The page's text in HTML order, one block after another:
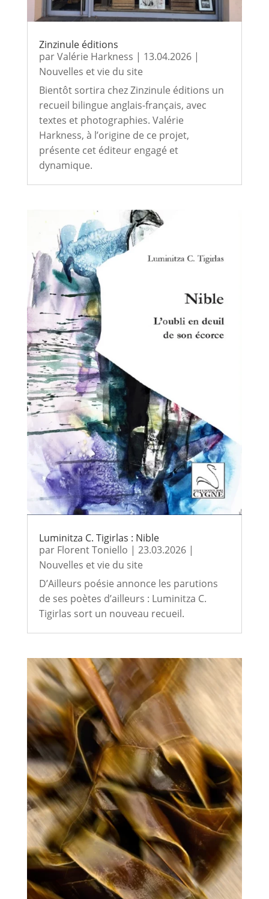
Zinzinule éditions
parValérie Harkness | 13.04.2026|
Nouvelles et vie du site
Bientôt sortira chez Zinzinule éditions un
recueil bilingue anglais-français, avec
textes et photographies. Valérie
Harkness, à l’origine de ce projet,
présente cet éditeur engagé et
dynamique.
Luminitza C. Tigirlas : Nible
par Florent Toniello | 23.03.2026|
Nouvelles et vie du site
D’Ailleurs poésie annonce les parutions
de ses poètes d’ailleurs : Luminitza C.
Tigirlas sort un nouveau recueil.